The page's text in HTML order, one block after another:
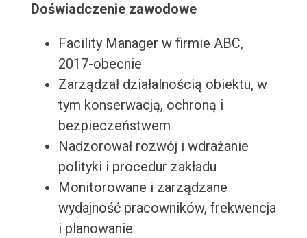
Doświadczenie zawodowe
Facility Manager w firmie ABC,
2017-obecnie
Zarządzał działalnością obiektu, w
tym konserwacją, ochroną i
bezpieczeństwem
Nadzorował rozwój i wdrażanie
polityki i procedur zakładu
Monitorowane i zarządzane
wydajność pracowników, frekwencja
i planowanie